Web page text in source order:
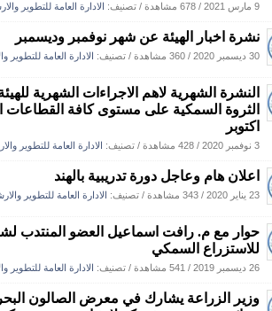
9 مارس 2021 / 678 مشاهدة / تصنيف: الادارة العامة للتطوير
نشرة اخبار الهيئة عن شهر نوفمبر وديسمبر
30 ديسمبر 2020 / 360 مشاهدة / تصنيف: الادارة العامة للتطوير
النشرة الشهرية لاهم الاجراءات الشهرية
الثروة السمكية على مستوى كافة القطاعات
اكتوبر
3 نوفمبر 2020 / 428 مشاهدة / تصنيف: الادارة العامة للتطوير
اعلان هام وعاجل دورة تدريبية بالهند
23 يناير 2020 / 343 مشاهدة / تصنيف: الادارة العامة للتطوير
حوار مع م. رافت اسماعيل العضو المنتدب
للاستزراع السمكي
26 ديسمبر 2019 / 541 مشاهدة / تصنيف: الادارة العامة للتطوير
وزير الزراعة يشارك في معرض الصالون